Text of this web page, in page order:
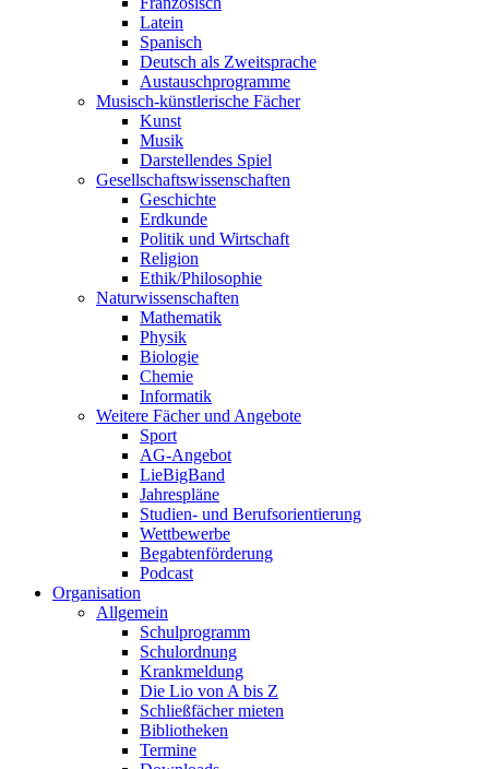
Latein
Spanisch
Deutsch als Zweitsprache
Austauschprogramme
Musisch-künstlerische Fächer
Kunst
Musik
Darstellendes Spiel
Gesellschafts­wissenschaften
Geschichte
Erdkunde
Politik und Wirtschaft
Religion
Ethik/Philosophie
Naturwissen­schaften
Mathematik
Physik
Biologie
Chemie
Informatik
Weitere Fächer und Angebote
Sport
AG-Angebot
LieBigBand
Jahrespläne
Studien- und Berufsorientierung
Wettbewerbe
Begabtenförderung
Podcast
Organisation
Allgemein
Schulprogramm
Schulordnung
Krankmeldung
Die Lio von A bis Z
Schließfächer mieten
Bibliotheken
Termine